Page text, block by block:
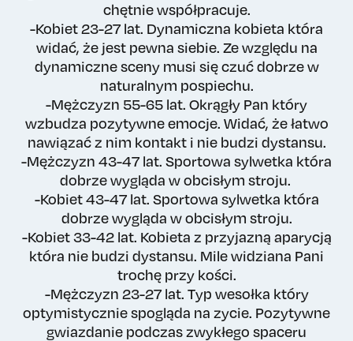
chętnie współpracuje.
-Kobiet 23-27 lat. Dynamiczna kobieta która
widać, że jest pewna siebie. Ze względu na
dynamiczne sceny musi się czuć dobrze w
naturalnym pospiechu.
-Mężczyzn 55-65 lat. Okrągły Pan który
wzbudza pozytywne emocje. Widać, że łatwo
nawiązać z nim kontakt i nie budzi dystansu.
-Mężczyzn 43-47 lat. Sportowa sylwetka która
dobrze wygląda w obcisłym stroju.
-Kobiet 43-47 lat. Sportowa sylwetka która
dobrze wygląda w obcisłym stroju.
-Kobiet 33-42 lat. Kobieta z przyjazną aparycją
która nie budzi dystansu. Mile widziana Pani
trochę przy kości.
-Mężczyzn 23-27 lat. Typ wesołka który
optymistycznie spogląda na zycie. Pozytywne
gwiazdanie podczas zwykłego spaceru